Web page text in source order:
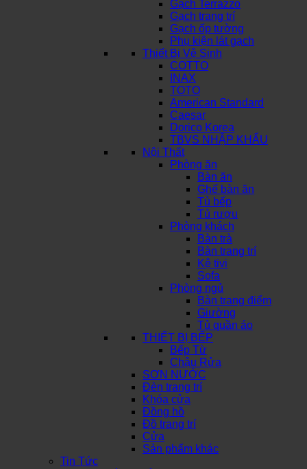
Gạch Terrazzo
Gạch trang trí
Gạch ốp tường
Phụ kiện lát gạch
Thiết Bị Vệ Sinh
COTTO
INAX
TOTO
American Standard
Caesar
Dorico Korea
TBVS NHẬP KHẨU
Nội Thất
Phòng ăn
Bàn ăn
Ghế bàn ăn
Tủ bếp
Tủ rượu
Phòng khách
Bàn trà
Bàn trang trí
Kệ tivi
Sofa
Phòng ngủ
Bàn trang điểm
Giường
Tủ quần áo
THIẾT BỊ BẾP
Bếp Từ
Chậu Rửa
SƠN NƯỚC
Đèn trang trí
Khóa cửa
Đồng hồ
Đồ trang trí
Cửa
Sản phẩm khác
Tin Tức